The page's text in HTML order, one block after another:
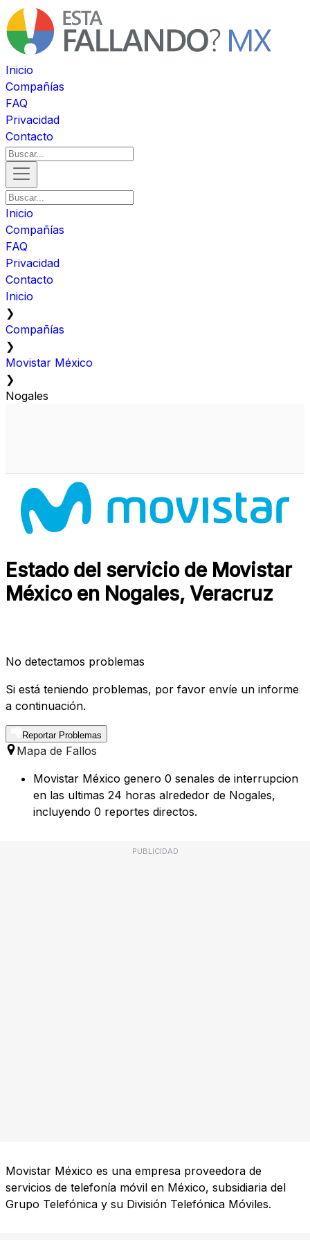
Inicio
Compañías
FAQ
Privacidad
Contacto
Inicio
Compañías
FAQ
Privacidad
Contacto
Inicio
❯
Compañías
❯
Movistar México
❯
Nogales
Estado del servicio de Movistar
México en Nogales, Veracruz
No detectamos problemas
Si está teniendo problemas, por favor envíe un informe
a continuación.
Reportar Problemas
Mapa de Fallos
Movistar México genero 0 senales de interrupcion
en las ultimas 24 horas alrededor de Nogales,
incluyendo 0 reportes directos.
PUBLICIDAD
Movistar México es una empresa proveedora de
servicios de telefonía móvil en México, subsidiaria del
Grupo Telefónica y su División Telefónica Móviles.